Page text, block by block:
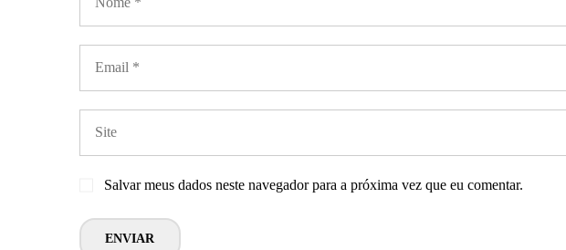
Salvar meus dados neste navegador para a próxima vez que eu comentar.